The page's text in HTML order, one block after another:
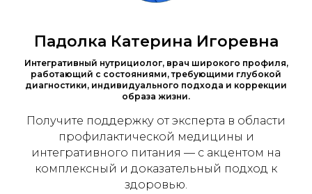
Падолка Катерина Игоревна
Интегративный нутрициолог, врач широкого профиля,
работающий с состояниями, требующими глубокой
диагностики, индивидуального подхода и коррекции
образа жизни.
Получите поддержку от эксперта в области
профилактической медицины и
интегративного питания — с акцентом на
комплексный и доказательный подход к
здоровью.